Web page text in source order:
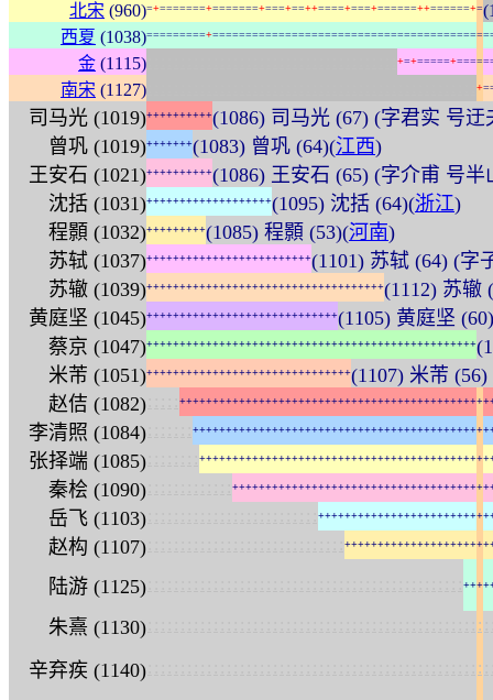
北宋 (960)=+=======+=======+===+==++====+===+======++======+=
西夏 (1038)=========+==========================================
金 (1115) +=+=====+=====
南宋 (1127) +=
司马光 (1019)++++++++++(1086) 司马光 (67) (字君实 号
曾巩 (1019)+++++++(1083) 曾巩 (64)(江西)
王安石 (1021)++++++++++(1086) 王安石 (65) (字介甫 号
沈括 (1031)+++++++++++++++++++(1095) 沈括 (64)(浙江)
程顥 (1032)+++++++++(1085) 程顥 (53)(河南)
苏轼 (1037)+++++++++++++++++++++++++(1101) 苏轼 (64) (字
苏辙 (1039)++++++++++++++++++++++++++++++++++++(1112) 苏辙
黄庭坚 (1045)+++++++++++++++++++++++++++++(1105) 黄庭坚
蔡京 (1047)++++++++++++++++++++++++++++++++++++++++++++++++++
米芾 (1051)+++++++++++++++++++++++++++++++(1107) 米芾
赵佶 (1082)
+++++++++++++++++++++++++++++++++++++++++++++++
李清照 (1084) +++++++++++++++++++++++++++++++++++++++++++++
张择端 (1085) ++++++++++++++++++++++++++++++++++++++++++++
秦桧 (1090) +++++++++++++++++++++++++++++++++++++++
岳飞 (1103) ++++++++++++++++++++++++++
赵构 (1107) ++++++++++++++++++++++
陆游 (1125) ++++
朱熹 (1130) :
辛弃疾 (1140) :